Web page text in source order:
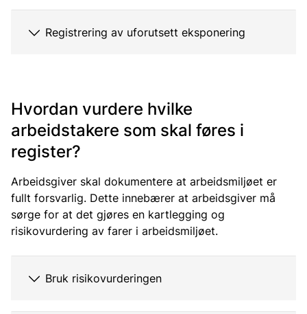
Registrering av uforutsett eksponering
Hvordan vurdere hvilke
arbeidstakere som skal føres i
register?
Arbeidsgiver skal dokumentere at arbeidsmiljøet er
fullt forsvarlig. Dette innebærer at arbeidsgiver må
sørge for at det gjøres en kartlegging og
risikovurdering av farer i arbeidsmiljøet.
Bruk risikovurderingen